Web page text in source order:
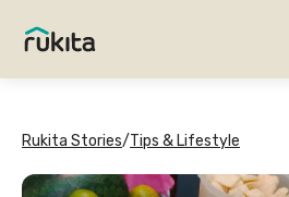
Rukita Stories/Tips & Lifestyle